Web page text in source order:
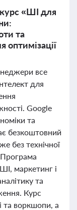
«ШІ для
та
оптимізації
все
для
Google
та
безкоштовний
без технічної
Програма
маркетинг і
та
Курс
та воркшопи, а